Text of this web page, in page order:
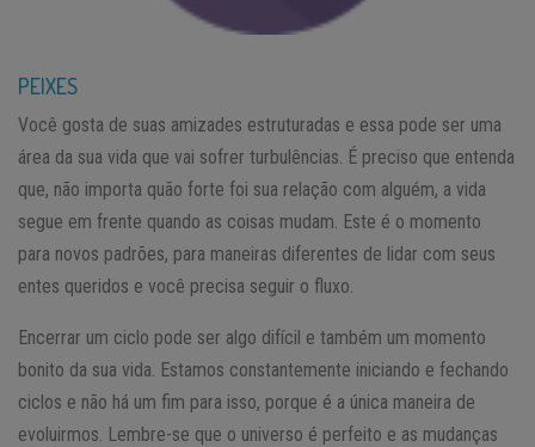
PEIXES
Você gosta de suas amizades estruturadas e essa pode ser uma
área da sua vida que vai sofrer turbulências. É preciso que entenda
que, não importa quão forte foi sua relação com alguém, a vida
segue em frente quando as coisas mudam. Este é o momento
para novos padrões, para maneiras diferentes de lidar com seus
entes queridos e você precisa seguir o fluxo.
Encerrar um ciclo pode ser algo difícil e também um momento
bonito da sua vida. Estamos constantemente iniciando e fechando
ciclos e não há um fim para isso, porque é a única maneira de
evoluirmos. Lembre-se que o universo é perfeito e as mudanças